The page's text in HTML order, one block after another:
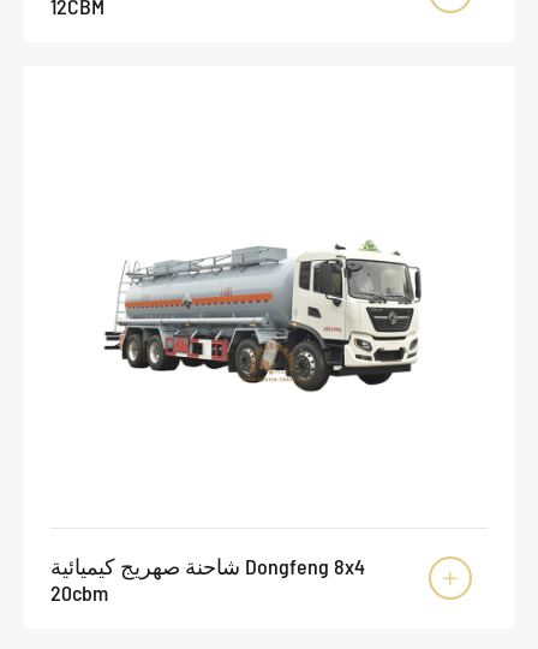
12CBM
شاحنة صهريج كيميائية Dongfeng 8x4
20cbm
